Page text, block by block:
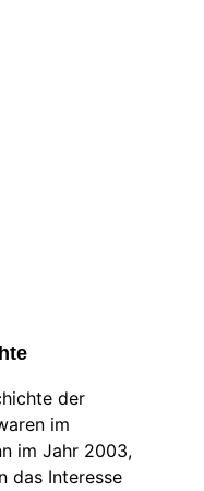
der
im
im Jahr 2003,
das Interesse